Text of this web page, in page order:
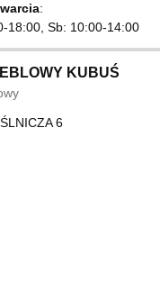
18:00, Sb: 10:00-14:00
KUBUŚ
6
M JAK MEBLE